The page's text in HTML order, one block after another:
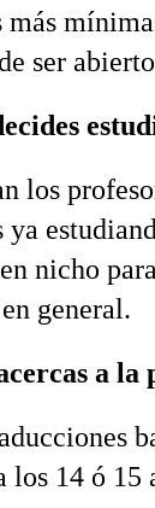
más
ser
los
ya
nicho
general.
a la
los 14 ó 15